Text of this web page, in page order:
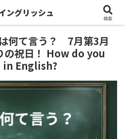
は何て言う？ 7月第3月
の祝日！ How do you
English?
ングリッシュ
検索